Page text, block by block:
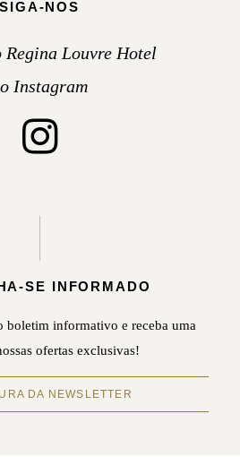
SIGA-NOS
Regina Louvre Hotel
Instagram
SE INFORMADO
boletim informativo e receba uma
ofertas exclusivas!
DA NEWSLETTER